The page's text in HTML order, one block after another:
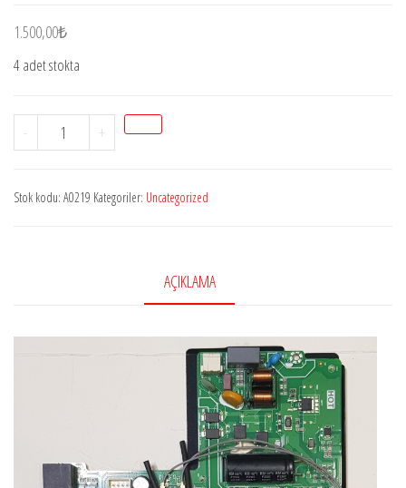
1.500,00₺
4 adet stokta
-
StokA0219
ONVO
17B5-
+
Stok kodu: A0219 Kategoriler: Uncategorized
AÇIKLAMA